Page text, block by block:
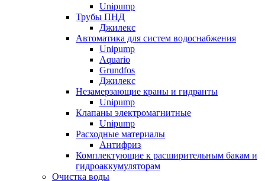
Unipump
Трубы ПНД
Джилекс
Автоматика для систем водоснабжения
Unipump
Aquario
Grundfos
Джилекс
Незамерзающие краны и гидранты
Unipump
Клапаны электромагнитные
Unipump
Расходные материалы
Антифриз
Комплектующие к расширительным бакам и
гидроаккумуляторам
Очистка воды